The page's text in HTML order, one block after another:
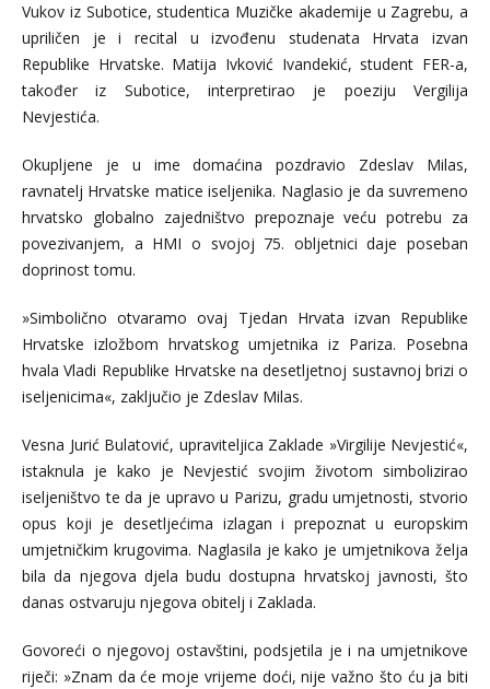
Vukov iz Subotice, studentica Muzičke akademije u Zagrebu, a
upriličen je i recital u izvođenu studenata Hrvata izvan
Republike Hrvatske. Matija Ivković Ivandekić, student FER-a,
također iz Subotice, interpretirao je poeziju Vergilija
Nevjestića.
Okupljene je u ime domaćina pozdravio Zdeslav Milas,
ravnatelj Hrvatske matice iseljenika. Naglasio je da suvremeno
hrvatsko globalno zajedništvo prepoznaje veću potrebu za
povezivanjem, a HMI o svojoj 75. obljetnici daje poseban
doprinost tomu.
»Simbolično otvaramo ovaj Tjedan Hrvata izvan Republike
Hrvatske izložbom hrvatskog umjetnika iz Pariza. Posebna
hvala Vladi Republike Hrvatske na desetljetnoj sustavnoj brizi o
iseljenicima«, zaključio je Zdeslav Milas.
Vesna Jurić Bulatović, upraviteljica Zaklade »Virgilije Nevjestić«,
istaknula je kako je Nevjestić svojim životom simbolizirao
iseljeništvo te da je upravo u Parizu, gradu umjetnosti, stvorio
opus koji je desetljećima izlagan i prepoznat u europskim
umjetničkim krugovima. Naglasila je kako je umjetnikova želja
bila da njegova djela budu dostupna hrvatskoj javnosti, što
danas ostvaruju njegova obitelj i Zaklada.
Govoreći o njegovoj ostavštini, podsjetila je i na umjetnikove
riječi: »Znam da će moje vrijeme doći, nije važno što ću ja biti